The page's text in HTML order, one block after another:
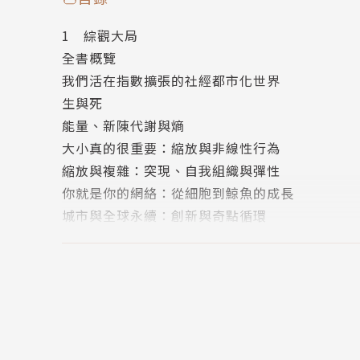
規模比例大小，很有事！
宇宙世界運作的祕密全都和規模有關，
它背後神奇的縮放法則顯示，規模主宰了一切生
從細胞到城市，從企業到環境生態系統，從千分
本書帶你在生命的複雜中尋找簡單與一致。
•當城市與公司的規模加倍時，會發生什麼事？
•如果一棟建築物、一架飛機、一個經濟體或一隻
•如果某城市的人口變成兩倍，道路會不會也大
•如果某隻動物的體重減半，需要的食物是不是
1 綜觀大局
全書概覽
我們活在指數擴張的社經都市化世界
生與死
能量、新陳代謝與熵
大小真的很重要：縮放與非線性行為
縮放與複雜：突現、自我組織與彈性
你就是你的網絡：從細胞到鯨魚的成長
城市與全球永續：創新與奇點循環